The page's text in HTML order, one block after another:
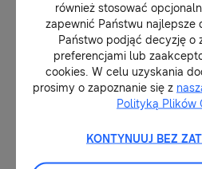
zarządzać wyjściem
bez opuszczania gry.
Posiadacze tegorocznych
Samsung, w tym także
z aplikacji Xbox Game Pass
również stosować
zapewnić Państwu najlepsze
Państwo podjąć decyzję o
preferencjami lub
cookies. W celu uzyskania
prosimy o zapoznanie się z
Polityką Plików
KONTYNUUJ BEZ